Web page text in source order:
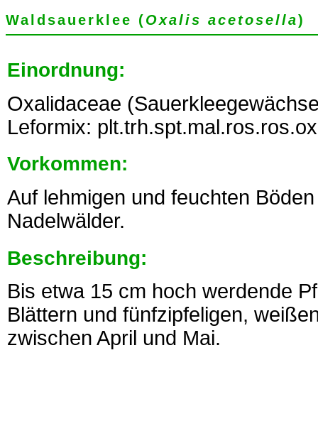
Waldsauerklee (Oxalis acetosella)
Einordnung:
Oxalidaceae
Leformix:
Vorkommen:
Auf lehmigen und feuchten
Nadelwälder.
Beschreibung:
Bis etwa 15 cm hoch werdende
Blättern und fünfzipfeligen,
zwischen April und Mai.